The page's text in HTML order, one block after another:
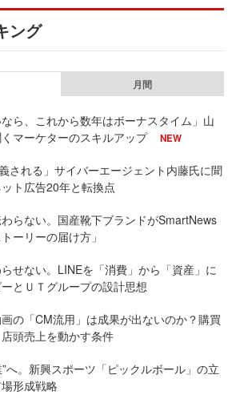
ング
月間
なら、これから数年はボーナスタイム」山
マーケターのスキルアップ
NEW
義される」サイバーエージェント内藤氏に聞
ト広告20年と転換点
らない。国産靴下ブランドがSmartNews
ーリーの届け方」
せない。LINEを「消費」から「資産」に
とＵＴグループの設計思想
の「CM流用」は成果が出ないのか？購買
頭売上を動かす条件
”へ。新興スポーツ「ピックルボール」の立
形成戦略